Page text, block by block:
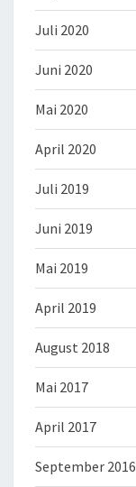
Juli 2020
Juni 2020
Mai 2020
April 2020
Juli 2019
Juni 2019
Mai 2019
April 2019
August 2018
Mai 2017
April 2017
September 2016